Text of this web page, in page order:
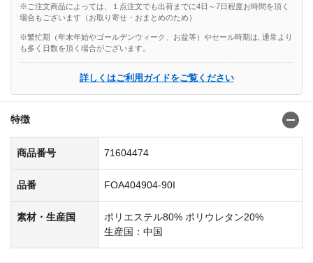
※ご注文商品によっては、１点注文でも出荷までに4日～7日程度お時間を頂く
場合もございます（お取り寄せ・おまとめのため）
※繁忙期（年末年始やゴールデンウィーク、お盆等）やセール時期は, 通常より
も多く日数を頂く場合がございます。
詳しくはご利用ガイドをご覧ください
特徴
商品番号 71604474
品番 FOA404904-90I
素材・生産国
ポリエステル80% ポリウレタン20%
生産国：中国